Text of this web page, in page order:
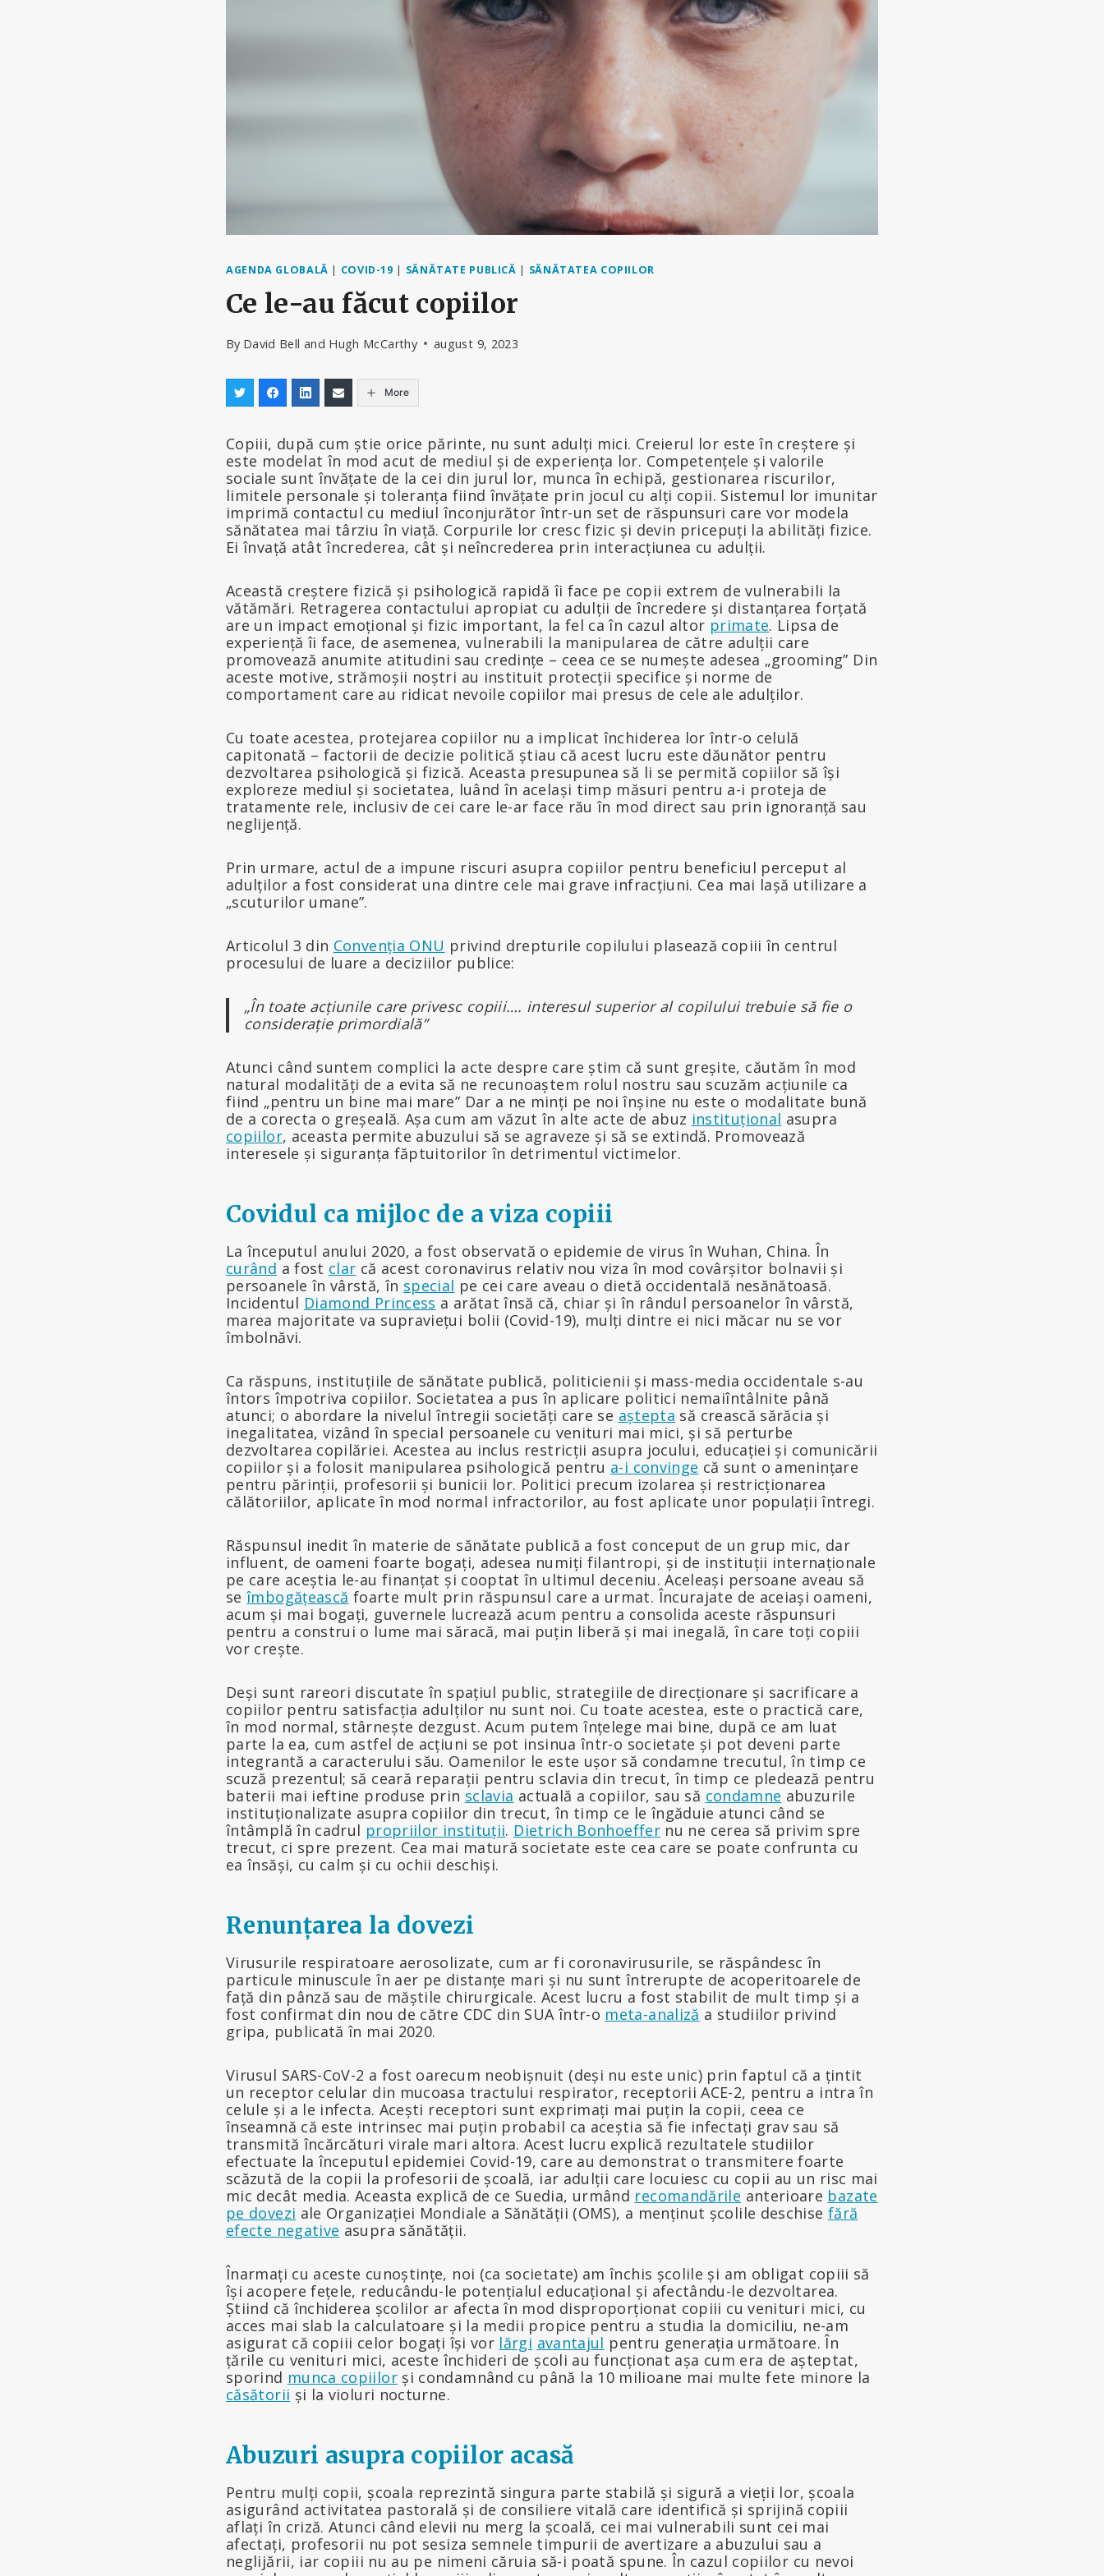
AGENDA GLOBALĂ | COVID-19 | SĂNĂTATE PUBLICĂ | SĂNĂTATEA COPIILOR
Ce le-au făcut copiilor
By David Bell and Hugh McCarthy august 9, 2023
More
Copiii, după cum știe orice părinte, nu sunt adulți mici. Creierul lor este în creștere și
este modelat în mod acut de mediul și de experiența lor. Competențele și valorile
sociale sunt învățate de la cei din jurul lor, munca în echipă, gestionarea riscurilor,
limitele personale și toleranța fiind învățate prin jocul cu alți copii. Sistemul lor imunitar
imprimă contactul cu mediul înconjurător într-un set de răspunsuri care vor modela
sănătatea mai târziu în viață. Corpurile lor cresc fizic și devin pricepuți la abilități fizice.
Ei învață atât încrederea, cât și neîncrederea prin interacțiunea cu adulții.
Această creștere fizică și psihologică rapidă îi face pe copii extrem de vulnerabili la
vătămări. Retragerea contactului apropiat cu adulții de încredere și distanțarea forțată
are un impact emoțional și fizic important, la fel ca în cazul altor primate. Lipsa de
experiență îi face, de asemenea, vulnerabili la manipularea de către adulții care
promovează anumite atitudini sau credințe – ceea ce se numește adesea „grooming” Din
aceste motive, strămoșii noștri au instituit protecții specifice și norme de
comportament care au ridicat nevoile copiilor mai presus de cele ale adulților.
Cu toate acestea, protejarea copiilor nu a implicat închiderea lor într-o celulă
capitonată – factorii de decizie politică știau că acest lucru este dăunător pentru
dezvoltarea psihologică și fizică. Aceasta presupunea să li se permită copiilor să își
exploreze mediul și societatea, luând în același timp măsuri pentru a-i proteja de
tratamente rele, inclusiv de cei care le-ar face rău în mod direct sau prin ignoranță sau
neglijență.
Prin urmare, actul de a impune riscuri asupra copiilor pentru beneficiul perceput al
adulților a fost considerat una dintre cele mai grave infracțiuni. Cea mai lașă utilizare a
„scuturilor umane”.
Articolul 3 din Convenția ONU privind drepturile copilului plasează copiii în centrul
procesului de luare a deciziilor publice:
„În toate acțiunile care privesc copiii…. interesul superior al copilului trebuie să fie o
considerație primordială”
Atunci când suntem complici la acte despre care știm că sunt greșite, căutăm în mod
natural modalități de a evita să ne recunoaștem rolul nostru sau scuzăm acțiunile ca
fiind „pentru un bine mai mare” Dar a ne minți pe noi înșine nu este o modalitate bună
de a corecta o greșeală. Așa cum am văzut în alte acte de abuz instituțional asupra
copiilor, aceasta permite abuzului să se agraveze și să se extindă. Promovează
interesele și siguranța făptuitorilor în detrimentul victimelor.
Covidul ca mijloc de a viza copiii
La începutul anului 2020, a fost observată o epidemie de virus în Wuhan, China. În
curând a fost clar că acest coronavirus relativ nou viza în mod covârșitor bolnavii și
persoanele în vârstă, în special pe cei care aveau o dietă occidentală nesănătoasă.
Incidentul Diamond Princess a arătat însă că, chiar și în rândul persoanelor în vârstă,
marea majoritate va supraviețui bolii (Covid-19), mulți dintre ei nici măcar nu se vor
îmbolnăvi.
Ca răspuns, instituțiile de sănătate publică, politicienii și mass-media occidentale s-au
întors împotriva copiilor. Societatea a pus în aplicare politici nemaiîntâlnite până
atunci; o abordare la nivelul întregii societăți care se aștepta să crească sărăcia și
inegalitatea, vizând în special persoanele cu venituri mai mici, și să perturbe
dezvoltarea copilăriei. Acestea au inclus restricții asupra jocului, educației și comunicării
copiilor și a folosit manipularea psihologică pentru a-i convinge că sunt o amenințare
pentru părinții, profesorii și bunicii lor. Politici precum izolarea și restricționarea
călătoriilor, aplicate în mod normal infractorilor, au fost aplicate unor populații întregi.
Răspunsul inedit în materie de sănătate publică a fost conceput de un grup mic, dar
influent, de oameni foarte bogați, adesea numiți filantropi, și de instituții internaționale
pe care aceștia le-au finanțat și cooptat în ultimul deceniu. Aceleași persoane aveau să
seîmbogățească foarte mult prin răspunsul care a urmat. Încurajate de aceiași oameni,
acum și mai bogați, guvernele lucrează acum pentru a consolida aceste răspunsuri
pentru a construi o lume mai săracă, mai puțin liberă și mai inegală, în care toți copiii
vor crește.
Deși sunt rareori discutate în spațiul public, strategiile de direcționare și sacrificare a
copiilor pentru satisfacția adulților nu sunt noi. Cu toate acestea, este o practică care,
în mod normal, stârnește dezgust. Acum putem înțelege mai bine, după ce am luat
parte la ea, cum astfel de acțiuni se pot insinua într-o societate și pot deveni parte
integrantă a caracterului său. Oamenilor le este ușor să condamne trecutul, în timp ce
scuză prezentul; să ceară reparații pentru sclavia din trecut, în timp ce pledează pentru
baterii mai ieftine produse prin sclavia actuală a copiilor, sau să condamne abuzurile
instituționalizate asupra copiilor din trecut, în timp ce le îngăduie atunci când se
întâmplă în cadrul propriilor instituții. Dietrich Bonhoeffernu ne cerea să privim spre
trecut, ci spre prezent. Cea mai matură societate este cea care se poate confrunta cu
ea însăși, cu calm și cu ochii deschiși.
Renunțarea la dovezi
Virusurile respiratoare aerosolizate, cum ar fi coronavirusurile, se răspândesc în
particule minuscule în aer pe distanțe mari și nu sunt întrerupte de acoperitoarele de
față din pânză sau de măștile chirurgicale. Acest lucru a fost stabilit de mult timp și a
fost confirmat din nou de către CDC din SUA într-o meta-analiză a studiilor privind
gripa, publicată în mai 2020.
Virusul SARS-CoV-2 a fost oarecum neobișnuit (deși nu este unic) prin faptul că a țintit
un receptor celular din mucoasa tractului respirator, receptorii ACE-2, pentru a intra în
celule și a le infecta. Acești receptori sunt exprimați mai puțin la copii, ceea ce
înseamnă că este intrinsec mai puțin probabil ca aceștia să fie infectați grav sau să
transmită încărcături virale mari altora. Acest lucru explică rezultatele studiilor
efectuate la începutul epidemiei Covid-19, care au demonstrat o transmitere foarte
scăzută de la copii la profesorii de școală, iar adulții care locuiesc cu copii au un risc mai
mic decât media. Aceasta explică de ce Suedia, urmând recomandările anterioare bazate
pe dovezi ale Organizației Mondiale a Sănătății (OMS), a menținut școlile deschise fără
efecte negative asupra sănătății.
Înarmați cu aceste cunoștințe, noi (ca societate) am închis școlile și am obligat copiii să
își acopere fețele, reducându-le potențialul educațional și afectându-le dezvoltarea.
Știind că închiderea școlilor ar afecta în mod disproporționat copiii cu venituri mici, cu
acces mai slab la calculatoare și la medii propice pentru a studia la domiciliu, ne-am
asigurat că copiii celor bogați își vor lărgi avantajul pentru generația următoare. În
țările cu venituri mici, aceste închideri de școli au funcționat așa cum era de așteptat,
sporind munca copiilorși condamnând cu până la 10 milioane mai multe fete minore la
căsătorii și la violuri nocturne.
Abuzuri asupra copiilor acasă
Pentru mulți copii, școala reprezintă singura parte stabilă și sigură a vieții lor, școala
asigurând activitatea pastorală și de consiliere vitală care identifică și sprijină copiii
aflați în criză. Atunci când elevii nu merg la școală, cei mai vulnerabili sunt cei mai
afectați, profesorii nu pot sesiza semnele timpurii de avertizare a abuzului sau a
neglijării, iar copiii nu au pe nimeni căruia să-i poată spune. În cazul copiilor cu nevoi